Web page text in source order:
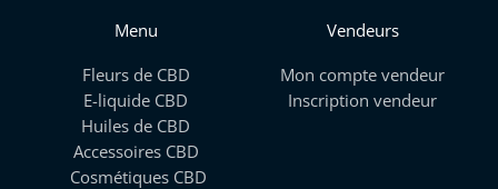
Menu
Fleurs de CBD
E-liquide CBD
Huiles de CBD
Accessoires CBD
Cosmétiques CBD
Vendeurs
Mon compte vendeur
Inscription vendeur